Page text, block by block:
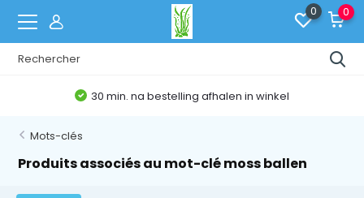
0 0
30 min. na bestelling afhalen in winkel
Mots-clés
Produits associés au mot-clé moss ballen